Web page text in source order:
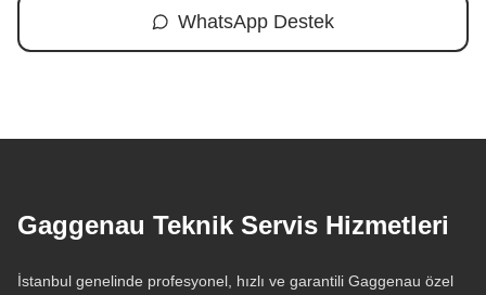
WhatsApp Destek
Gaggenau Teknik Servis Hizmetleri
İstanbul genelinde profesyonel, hızlı ve garantili Gaggenau özel